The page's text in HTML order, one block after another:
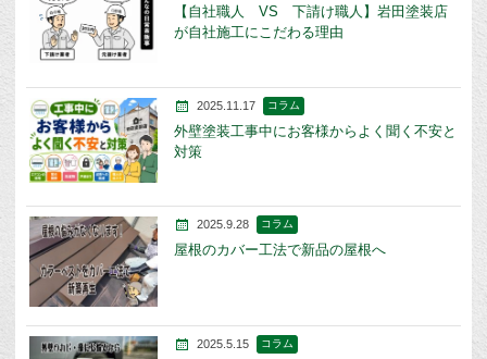
【自社職人 VS 下請け職人】岩田塗装店
が自社施工にこだわる理由
2025.11.17 コラム
外壁塗装工事中にお客様からよく聞く不安と
対策
2025.9.28 コラム
屋根のカバー工法で新品の屋根へ
2025.5.15 コラム